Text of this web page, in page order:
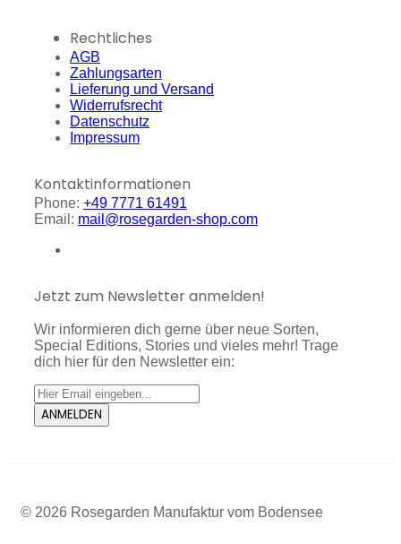
Rechtliches
AGB
Zahlungsarten
Lieferung und Versand
Widerrufsrecht
Datenschutz
Impressum
Kontaktinformationen
Phone: +49 7771 61491
Email: mail@rosegarden-shop.com
Jetzt zum Newsletter anmelden!
Wir informieren dich gerne über neue Sorten,
Special Editions, Stories und vieles mehr! Trage
dich hier für den Newsletter ein:
ANMELDEN
© 2026 Rosegarden Manufaktur vom Bodensee